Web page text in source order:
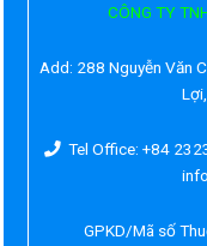
CÔNG TY
Add: 288 Nguyễn Văn
Tel Office: +84
GPKD/Mã số